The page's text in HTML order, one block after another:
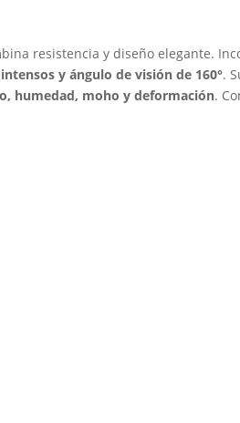
resistencia y diseño elegante.
y ángulo de visión de 160°.
humedad, moho y deformación.